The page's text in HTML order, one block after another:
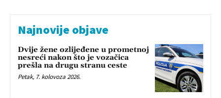
Najnovije objave
Dvije žene ozlijeđene u prometnoj
nesreći nakon što je vozačica
prešla na drugu stranu ceste
Petak, 7. kolovoza 2026.